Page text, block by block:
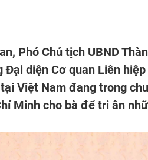
Phó Chủ tịch UBND
Đại diện Cơ quan Liên
Việt Nam đang trong
Minh cho bà để tri ân